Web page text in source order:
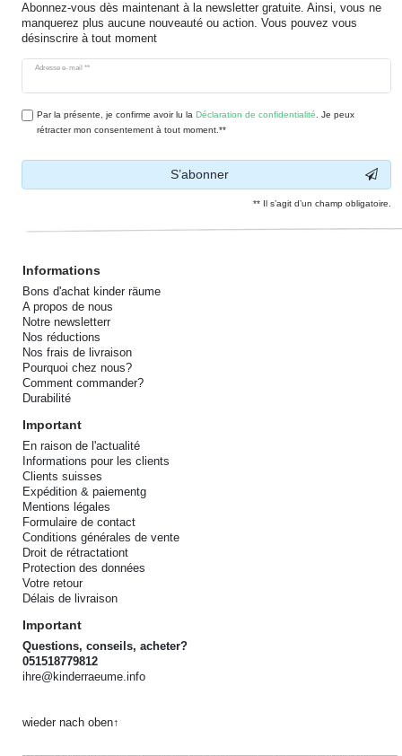
Abonnez-vous dès maintenant à la newsletter gratuite. Ainsi, vous ne
manquerez plus aucune nouveauté ou action. Vous pouvez vous
désinscrire à tout moment
Adresse e-mail **
Ceres::Template.newsletterHoneypotLabel
Par la présente, je confirme avoir lu la Déclaration de confidentialité. Je peux
rétracter mon consentement à tout moment.**
S’abonner
** Il s’agit d’un champ obligatoire.
Informations
Bons d'achat kinder räume
A propos de nous
Notre newsletterr
Nos réductions
Nos frais de livraison
Pourquoi chez nous?
Comment commander?
Durabilité
Important
En raison de l'actualité
Informations pour les clients
Clients suisses
Expédition & paiementg
Mentions légales
Formulaire de contact
Conditions générales de vente
Droit de rétractationt
Protection des données
Votre retour
Délais de livraison
Important
Questions, conseils, acheter?
051518779812
ihre@kinderraeume.info
wieder nach oben↑